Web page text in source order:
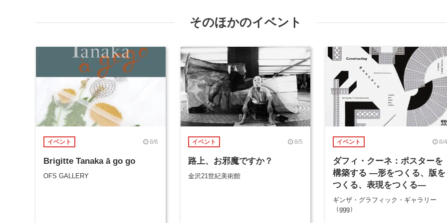
そのほかのイベント
イベント 8/6
Brigitte Tanaka ā go go
OFS GALLERY
イベント 8/5
路上、お邪魔ですか？
金沢21世紀美術館
イベント 8/4
ダフィ・クーネ：ポスターを
構築する ―形をつくる、版を
つくる、表現をつくる―
ギンザ・グラフィック・ギャラリー
（ggg）